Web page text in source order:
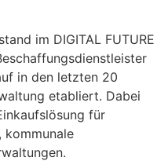
im DIGITAL FUTURE
in den letzten 20
etabliert. Dabei
für
kommunale